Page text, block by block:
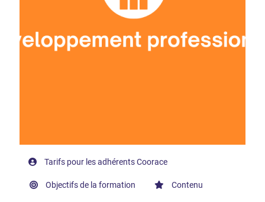
Tarifs pour les adhérents Coorace
Objectifs de la formation Contenu